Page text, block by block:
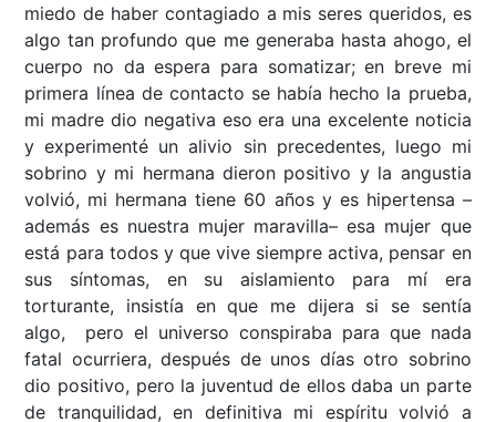
miedo de haber contagiado a mis seres queridos, es
algo tan profundo que me generaba hasta ahogo, el
cuerpo no da espera para somatizar; en breve mi
primera línea de contacto se había hecho la prueba,
mi madre dio negativa eso era una excelente noticia
y experimenté un alivio sin precedentes, luego mi
sobrino y mi hermana dieron positivo y la angustia
volvió, mi hermana tiene 60 años y es hipertensa –
además es nuestra mujer maravilla– esa mujer que
está para todos y que vive siempre activa, pensar en
sus síntomas, en su aislamiento para mí era
torturante, insistía en que me dijera si se sentía
algo, pero el universo conspiraba para que nada
fatal ocurriera, después de unos días otro sobrino
dio positivo, pero la juventud de ellos daba un parte
de tranquilidad, en definitiva mi espíritu volvió a